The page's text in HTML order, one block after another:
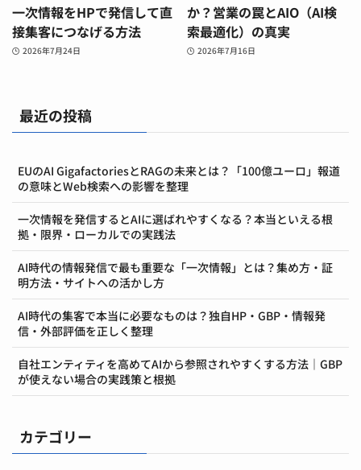
一次情報をHPで発信して直
接集客につなげる方法
2026年7月24日
か？営業の罠とAIO（AI検
索最適化）の真実
2026年7月16日
最近の投稿
EUのAI GigafactoriesとRAGの未来とは？「100億ユーロ」報道
の意味とWeb検索への影響を整理
一次情報を発信するとAIに選ばれやすくなる？本当といえる根
拠・限界・ローカルでの実践法
AI時代の情報発信で最も重要な「一次情報」とは？集め方・証
明方法・サイトへの活かし方
AI時代の集客で本当に必要なものは？独自HP・GBP・情報発
信・外部評価を正しく整理
自社エンティティを高めてAIから参照されやすくする方法｜GBP
が使えない場合の実践策と根拠
カテゴリー